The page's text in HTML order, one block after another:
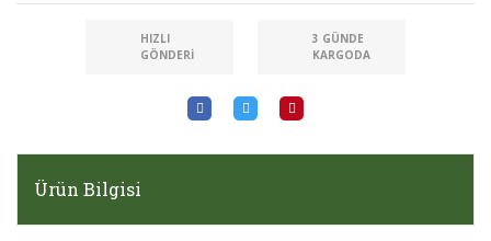
HIZLI
GÖNDERI
3 GÜNDE
KARGODA
Ürün Bilgisi